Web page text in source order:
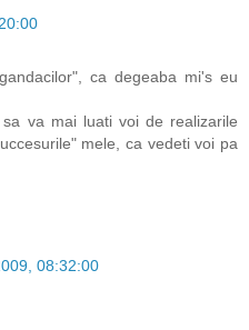
ca degeaba mi's eu
va mai luati voi de realizarile
mele, ca vedeti voi pa
08:32:00